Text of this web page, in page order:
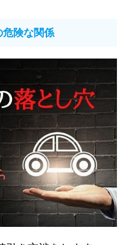
危険な関係